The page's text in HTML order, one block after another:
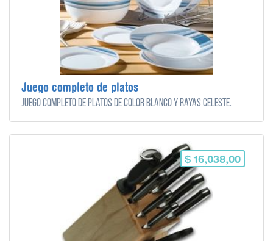
Juego completo de platos
Juego completo de platos de color blanco y rayas celeste.
$ 16,038,00